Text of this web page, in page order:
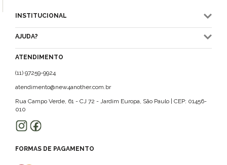
INSTITUCIONAL
AJUDA?
ATENDIMENTO
(11) 97259-9924
atendimento@new4another.com.br
Rua Campo Verde, 61 - CJ 72 - Jardim Europa, São Paulo | CEP: 01456-
010
FORMAS DE PAGAMENTO